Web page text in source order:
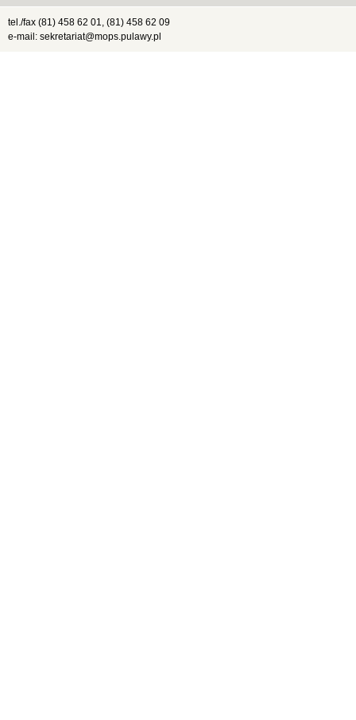
tel./fax (81) 458 62 01, (81) 458 62 09
e-mail: sekretariat@mops.pulawy.pl